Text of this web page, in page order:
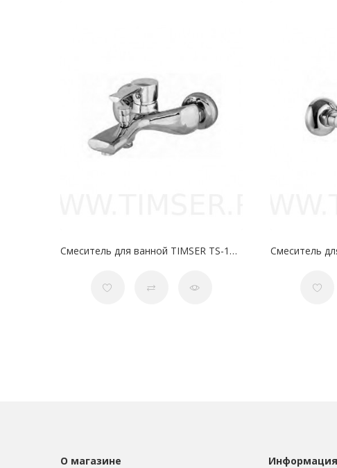
Смеситель для ванной TIMSER TS-15-11 35 мм
О магазине Информация